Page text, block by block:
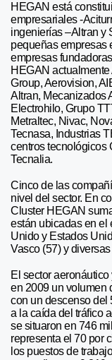
HEGAN está
empresariales -
ingenierías –Altran y
pequeñas empresas
empresas
HEGAN
Group, Aerovision,
Altran, Mecanizados
Electrohilo, Grupo
Metraltec, Nivac,
Tecnasa, Industrias
centros tecnológicos
Tecnalia.
Cinco de las
nivel del sector. En
Cluster HEGAN
están ubicadas en el
Unido y Estados
Vasco (57) y
El sector
en 2009 un volumen
con un descenso del
a la caída del tráfico
se situaron en 746
representa el 70 por
los puestos de